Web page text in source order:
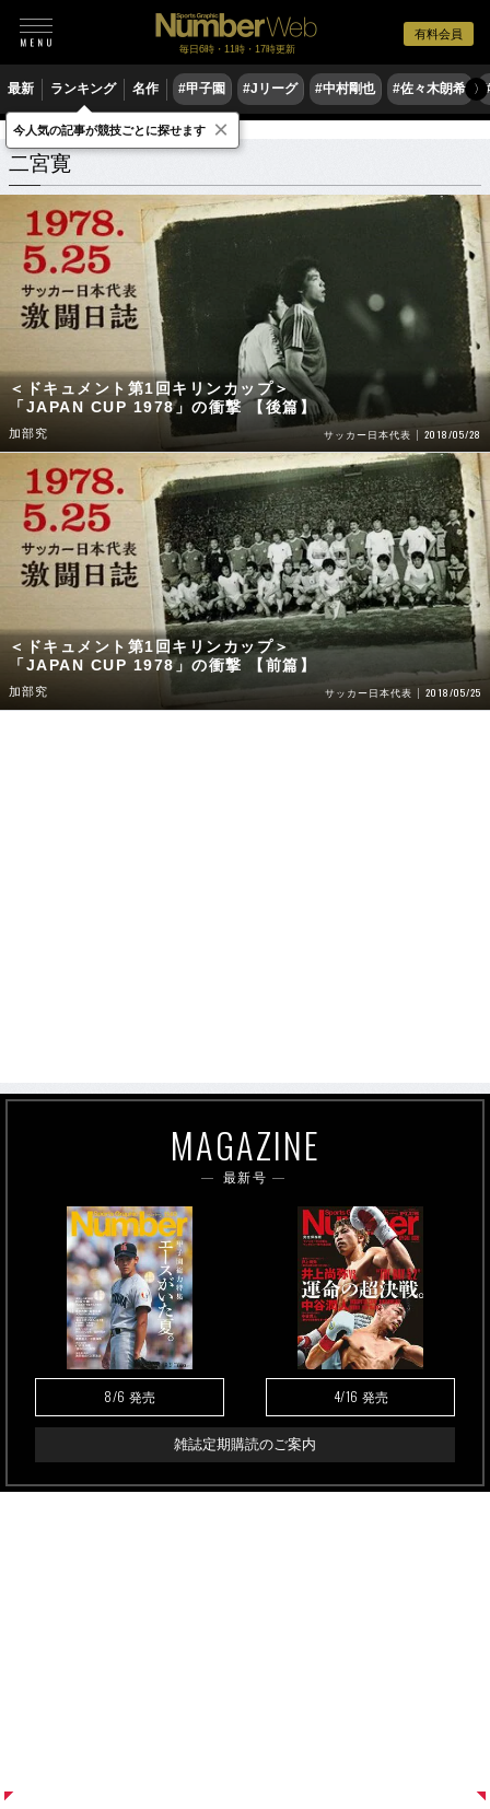
有料会員
毎日6時・11時・17時更新
最新 ランキング 名作 #甲子園 #Jリーグ #中村剛也 #佐々木朗希 〉
二宮寛 関連記事
二宮寛
＜ドキュメント第1回キリンカップ＞
「JAPAN CUP 1978」の衝撃 【後篇】
加部究 サッカー日本代表 2018/05/28
＜ドキュメント第1回キリンカップ＞
「JAPAN CUP 1978」の衝撃 【前篇】
加部究 サッカー日本代表 2018/05/25
MAGAZINE
最新号
8/6 発売 4/16 発売
雑誌定期購読のご案内
今人気の記事が競技ごとに探せます ×